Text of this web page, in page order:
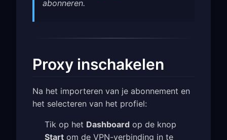
abonneren.
Proxy inschakelen
Na het importeren van je abonnement en
het selecteren van het profiel:
Tik op het Dashboard op de knop
Start om de VPN-verbinding in te